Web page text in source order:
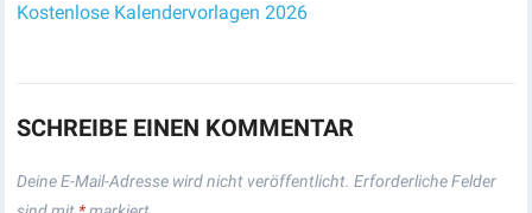
Kostenlose Kalendervorlagen 2026
SCHREIBE EINEN KOMMENTAR
Deine E-Mail-Adresse wird nicht veröffentlicht. Erforderliche Felder